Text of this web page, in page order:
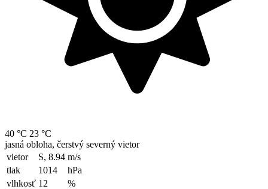
40 °C 23 °C
jasná obloha, čerstvý severný vietor
vietor
S, 8.94 m/s
tlak
1014
hPa
vlhkosť 12
%